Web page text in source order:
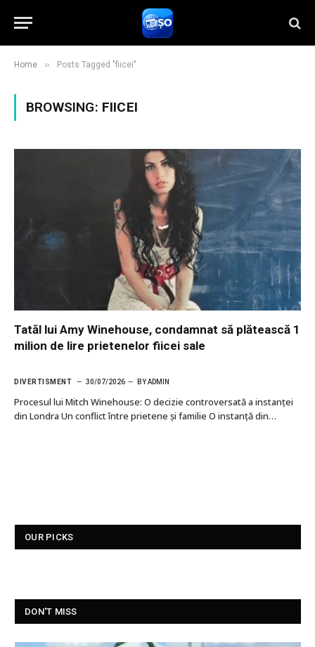
Home » Posts Tagged "fiicei"
BROWSING: FIICEI
Tatăl lui Amy Winehouse, condamnat să plătească 1
milion de lire prietenelor fiicei sale
DIVERTISMENT 30/07/2026 BYADMIN
Procesul lui Mitch Winehouse: O decizie controversată a instanței
din Londra Un conflict între prietene și familie O instanță din…
OUR PICKS
DON'T MISS